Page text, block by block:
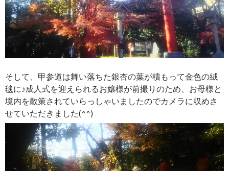
そして、甲参道は舞い落ちた銀杏の葉が積もって金色の絨
毯に♪成人式を迎えられるお嬢様が前撮りのため、お母様と
境内を散策されていらっしゃいましたのでカメラに収めさ
せていただきました(^^)